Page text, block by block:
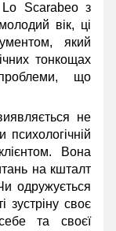
Scarabeo з
вік, ці
який
тонкощах
що
не
психологічній
Вона
на кшталт
одружується
своє
та своєї